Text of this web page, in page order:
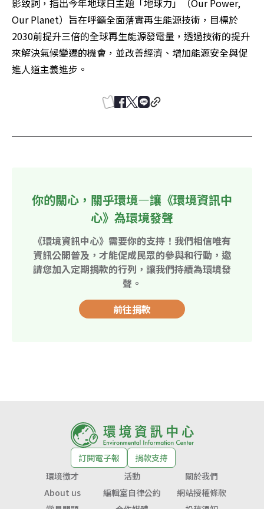
影致詞，指出今年地球日主題「地球力」（Our Power,
Our Planet）旨在呼籲全面落實再生能源技術，目標於
2030前提升三倍的全球再生能源發電量，透過技術的提升
來解決氣候變遷的機會，並改善經濟、增加能源安全與促
進人道主義進步。
你的關心，關乎環境—讓《環境資訊中
心》為環境發聲
《環境資訊中心》需要你的支持！我們相信唯有
資訊公開普及，才能促成民眾的參與和行動，邀
請您加入定期捐款的行列，讓我們持續為環境發
聲。
前往捐款
訂閱電子報
捐款支持
環境徵才
活動
關於我們
About us
編輯室自律公約
網站授權條款